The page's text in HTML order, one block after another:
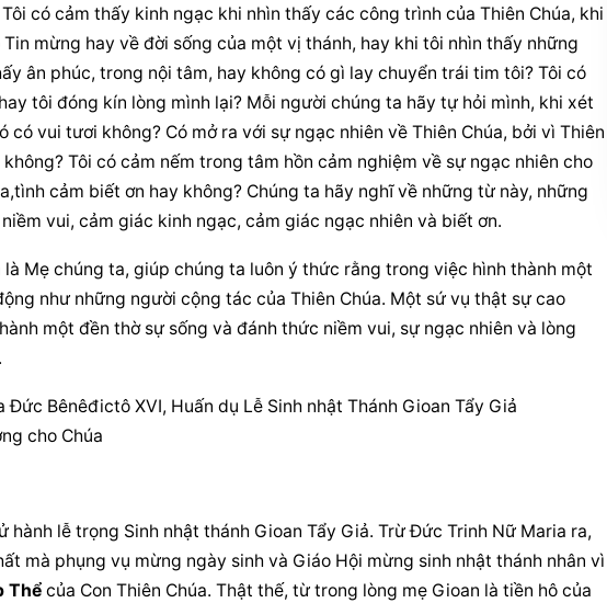
có cảm thấy kinh ngạc khi nhìn thấy các công trình của Thiên Chúa, khi
mừng hay về đời sống của một vị thánh, hay khi tôi nhìn thấy những
ân phúc, trong nội tâm, hay không có gì lay chuyển trái tim tôi? Tôi có
tôi đóng kín lòng mình lại? Mỗi người chúng ta hãy tự hỏi mình, khi xét
có vui tươi không? Có mở ra với sự ngạc nhiên về Thiên Chúa, bởi vì Thiên
Tôi có cảm nếm trong tâm hồn cảm nghiệm về sự ngạc nhiên cho
cảm biết ơn hay không? Chúng ta hãy nghĩ về những từ này, những
vui, cảm giác kinh ngạc, cảm giác ngạc nhiên và biết ơn.
là Mẹ chúng ta, giúp chúng ta luôn ý thức rằng trong việc hình thành một
như những người cộng tác của Thiên Chúa. Một sứ vụ thật sự cao
một đền thờ sự sống và đánh thức niềm vui, sự ngạc nhiên và lòng
Bênêđictô XVI, Huấn dụ Lễ Sinh nhật Thánh Gioan Tẩy Giả
cho Chúa
hành lễ trọng Sinh nhật thánh Gioan Tẩy Giả. Trừ Đức Trinh Nữ Maria ra,
mà phụng vụ mừng ngày sinh và Giáo Hội mừng sinh nhật thánh nhân vì
Thể của Con Thiên Chúa. Thật thế, từ trong lòng mẹ Gioan là tiền hô của